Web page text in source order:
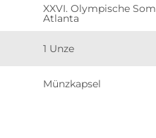
XXVI. Olympische
Atlanta
1 Unze
Münzkapsel